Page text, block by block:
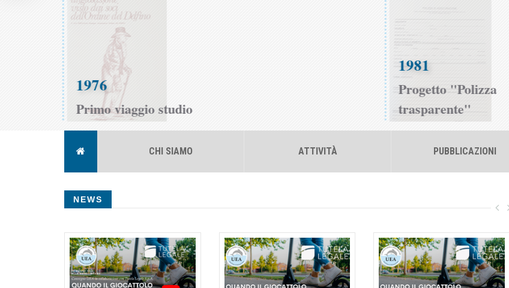
1976
Primo viaggio studio
1981
Progetto "Polizza
trasparente"
CHI SIAMO ATTIVITÀ PUBBLICAZIONI
NEWS